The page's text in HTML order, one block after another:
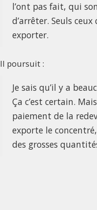
l’ont pas fait, qui
d’arrêter. Seuls
exporter.
Il poursuit :
Je sais qu’il y a
Ça c’est certain.
paiement de la
exporte le
des grosses